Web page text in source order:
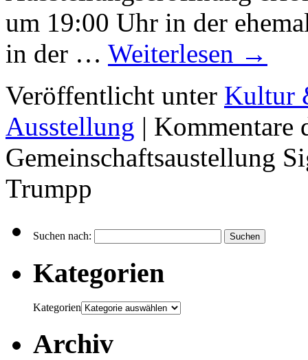
um 19:00 Uhr in der
in der … Weiterlesen →
Veröffentlicht unter Kultur
Ausstellung | Kommentare
Gemeinschaftsaustellung
Trumpp
Suchen nach:
Kategorien
Kategorien
Archiv